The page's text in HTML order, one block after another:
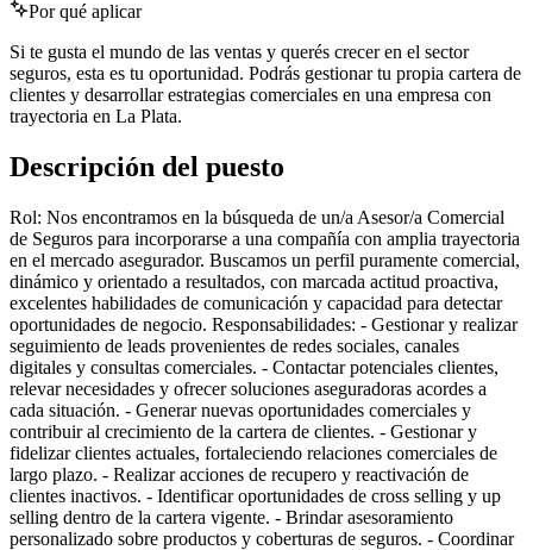
Por qué aplicar
Si te gusta el mundo de las ventas y querés crecer en el sector
seguros, esta es tu oportunidad. Podrás gestionar tu propia cartera de
clientes y desarrollar estrategias comerciales en una empresa con
trayectoria en La Plata.
Descripción del puesto
Rol: Nos encontramos en la búsqueda de un/a Asesor/a Comercial
de Seguros para incorporarse a una compañía con amplia trayectoria
en el mercado asegurador. Buscamos un perfil puramente comercial,
dinámico y orientado a resultados, con marcada actitud proactiva,
excelentes habilidades de comunicación y capacidad para detectar
oportunidades de negocio. Responsabilidades: - Gestionar y realizar
seguimiento de leads provenientes de redes sociales, canales
digitales y consultas comerciales. - Contactar potenciales clientes,
relevar necesidades y ofrecer soluciones aseguradoras acordes a
cada situación. - Generar nuevas oportunidades comerciales y
contribuir al crecimiento de la cartera de clientes. - Gestionar y
fidelizar clientes actuales, fortaleciendo relaciones comerciales de
largo plazo. - Realizar acciones de recupero y reactivación de
clientes inactivos. - Identificar oportunidades de cross selling y up
selling dentro de la cartera vigente. - Brindar asesoramiento
personalizado sobre productos y coberturas de seguros. - Coordinar